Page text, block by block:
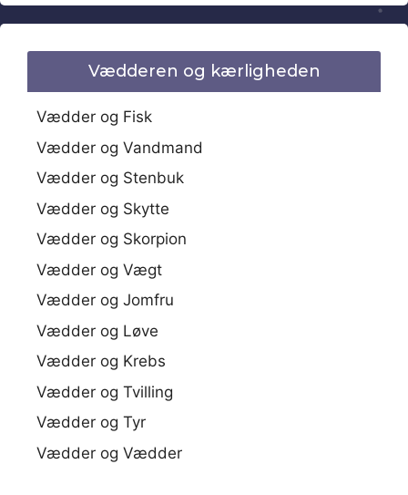
Vædderen og kærligheden
Vædder og Fisk
Vædder og Vandmand
Vædder og Stenbuk
Vædder og Skytte
Vædder og Skorpion
Vædder og Vægt
Vædder og Jomfru
Vædder og Løve
Vædder og Krebs
Vædder og Tvilling
Vædder og Tyr
Vædder og Vædder